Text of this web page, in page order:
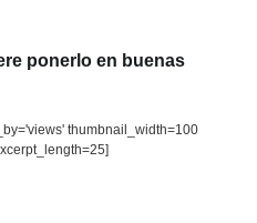
ponerlo en buenas
thumbnail_width=100